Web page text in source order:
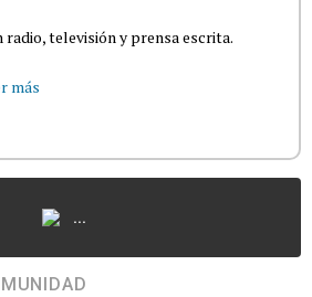
radio, televisión y prensa escrita.
más
...